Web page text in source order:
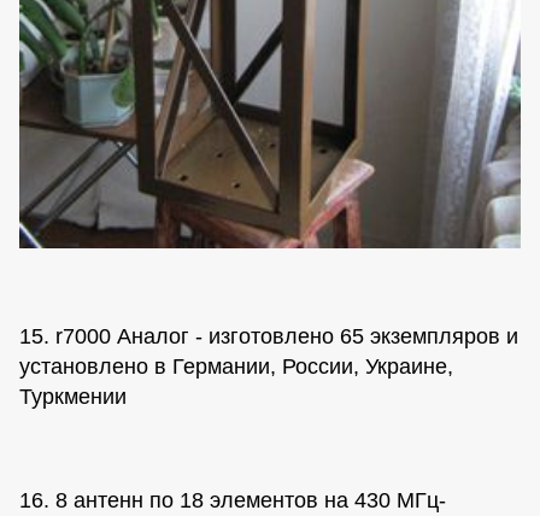
15. r7000 Аналог - изготовлено 65 экземпляров и
установлено в Германии, России, Украине,
Туркмении
16. 8 антенн по 18 элементов на 430 МГц-